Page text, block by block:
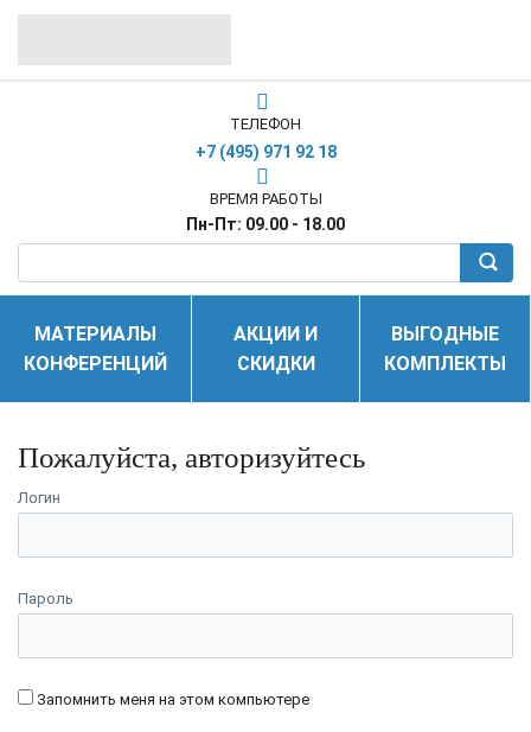
ТЕЛЕФОН
+7 (495) 971 92 18
ВРЕМЯ РАБОТЫ
Пн-Пт: 09.00 - 18.00
МАТЕРИАЛЫ
КОНФЕРЕНЦИЙ
АКЦИИ И
СКИДКИ
ВЫГОДНЫЕ
КОМПЛЕКТЫ
Пожалуйста, авторизуйтесь
Логин
Пароль
Запомнить меня на этом компьютере